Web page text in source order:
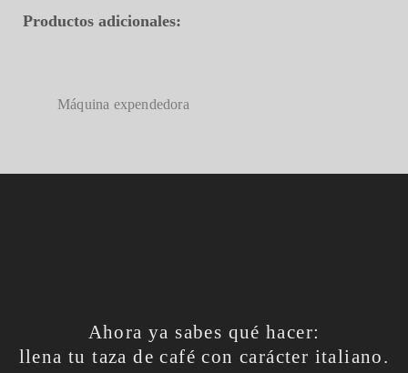
Productos adicionales:
Máquina expendedora
Ahora ya sabes qué hacer:
llena tu taza de café con carácter italiano.